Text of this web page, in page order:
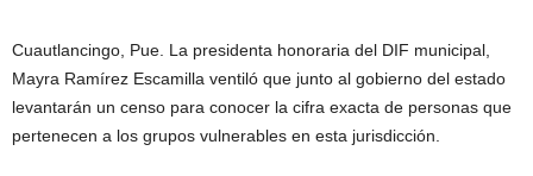
Cuautlancingo, Pue. La presidenta honoraria del DIF municipal,
Mayra Ramírez Escamilla ventiló que junto al gobierno del estado
levantarán un censo para conocer la cifra exacta de personas que
pertenecen a los grupos vulnerables en esta jurisdicción.